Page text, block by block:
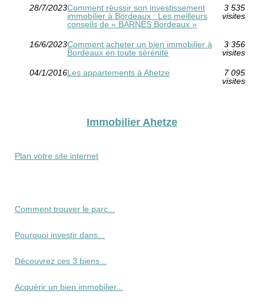
28/7/2023Comment réussir son investissement
immobilier à Bordeaux : Les meilleurs
conseils de « BARNES Bordeaux »
3 535
visites
16/6/2023Comment acheter un bien immobilier à
Bordeaux en toute sérénité
3 356
visites
04/1/2016Les appartements à Ahetze
7 095
visites
Immobilier Ahetze
Plan votre site internet
Comment trouver le parc...
Pourquoi investir dans...
Découvrez ces 3 biens...
Acquérir un bien immobilier...